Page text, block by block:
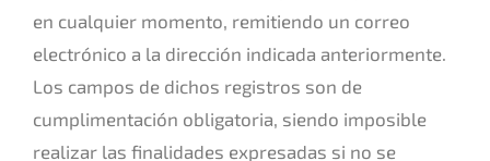
en cualquier momento, remitiendo un correo
electrónico a la dirección indicada anteriormente.
Los campos de dichos registros son de
cumplimentación obligatoria, siendo imposible
realizar las finalidades expresadas si no se